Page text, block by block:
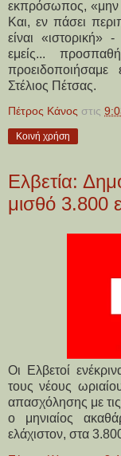
εκπρόσωπος, «μην
Και, εν πάσει
είναι
εμείς...
προειδοποιήσαμε
Στέλιος Πέτσας.
Πέτρος Κάνος στις
Κοινή χρήση
Ελβετία:
μισθό 3.800
Οι Ελβετοί
τους νέους
απασχόλησης με
ο μηνιαίος
ελάχιστον, στα